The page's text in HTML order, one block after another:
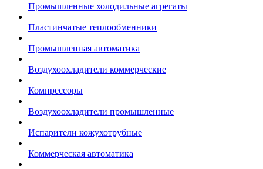
Промышленные холодильные агрегаты
Пластинчатые теплообменники
Промышленная автоматика
Воздухоохладители коммерческие
Компрессоры
Воздухоохладители промышленные
Испарители кожухотрубные
Коммерческая автоматика